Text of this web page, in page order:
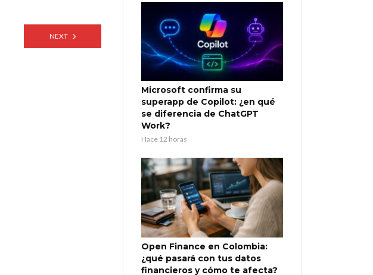
NEXT
Microsoft confirma su
superapp de Copilot: ¿en qué
se diferencia de ChatGPT
Work?
Hace 12 horas
Open Finance en Colombia:
¿qué pasará con tus datos
financieros y cómo te afecta?